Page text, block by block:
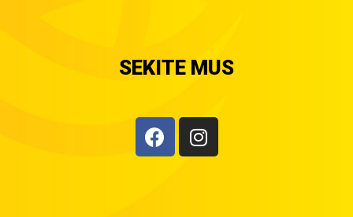
SEKITE MUS